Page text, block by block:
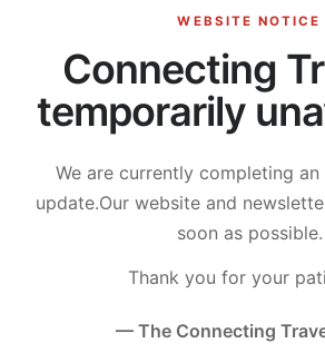
WEBSITE NOTICE
Connecting
temporarily
We are currently completing
update.Our website and
soon as possible.
Thank you for your
— The Connecting